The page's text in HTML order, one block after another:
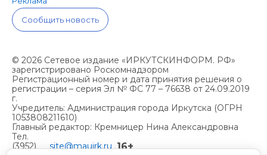
Сообщить новость
© 2026 Сетевое издание «ИРКУТСКИНФОРМ. РФ»
зарегистрировано Роскомнадзором
Регистрационный номер и дата принятия решения о
регистрации – серия Эл № ФС 77 – 76638 от 24.09.2019
г.
Учредитель: Администрация города Иркутска (ОГРН
1053808211610)
Главный редактор: Кремницер Нина Александровна
Тел.
(3952)
site@mauirk.ru 16+